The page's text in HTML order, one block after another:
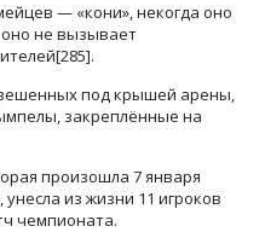
— «кони», некогда оно
не вызывает
под крышей арены,
закреплённые на
произошла 7 января
из жизни 11 игроков
чемпионата.